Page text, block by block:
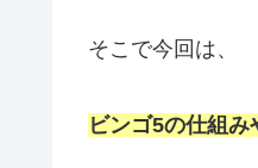
そこで今回は、
ビンゴ5の仕組み